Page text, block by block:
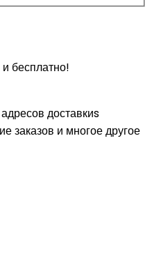
бесплатно!
доставкиs
заказов и многое другое